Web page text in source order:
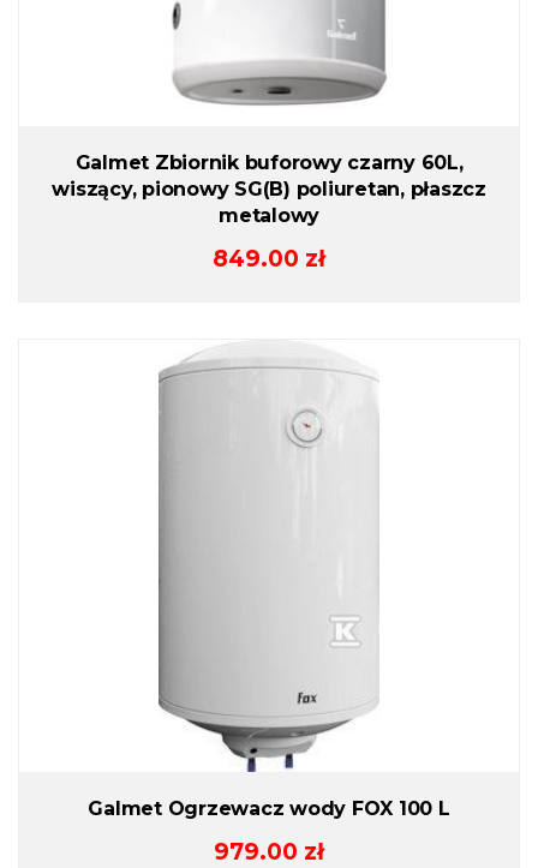
Galmet Zbiornik buforowy czarny 60L,
wiszący, pionowy SG(B) poliuretan, płaszcz
metalowy
849.00 zł
Galmet Ogrzewacz wody FOX 100 L
979.00 zł